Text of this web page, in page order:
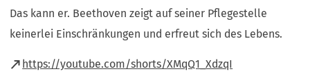
Das kann er. Beethoven zeigt auf seiner Pflegestelle
keinerlei Einschränkungen und erfreut sich des Lebens.
https://youtube.com/shorts/XMqQ1_XdzqI
(Öffnet